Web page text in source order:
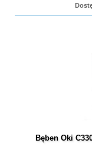
Bęben Oki